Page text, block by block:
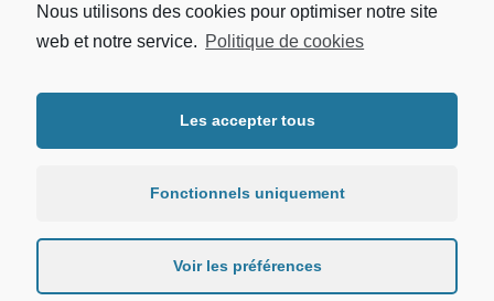
Nous utilisons des cookies pour optimiser notre site
web et notre service. Politique de cookies
Les accepter tous
Fonctionnels uniquement
Voir les préférences
Mentions légales
Protection des données